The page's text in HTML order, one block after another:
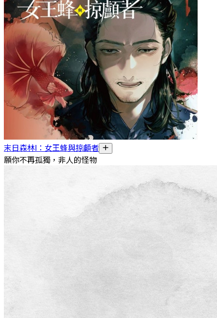
末日森林I：女王蜂與掠顱者
願你不再孤獨，非人的怪物